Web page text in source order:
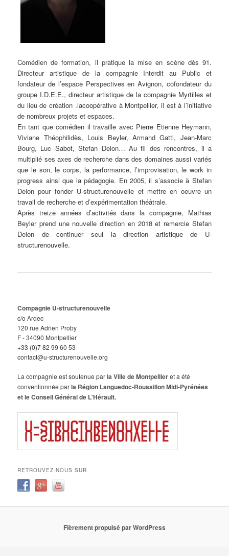
Comédien de formation, il pratique la mise en scène dès 91.
Directeur artistique de la compagnie Interdit au Public et
fondateur de l’espace Perspectives en Avignon, cofondateur du
groupe I.D.E.E., directeur artistique de la compagnie Myrtilles et
du lieu de création .lacoopérative à Montpellier, il est à l’initiative
de nombreux projets et espaces.
En tant que comédien il travaille avec Pierre Etienne Heymann,
Viviane Théophilidès, Louis Beyler, Armand Gatti, Jean-Marc
Bourg, Luc Sabot, Stefan Delon… Au fil des rencontres, il a
multiplié ses axes de recherche dans des domaines aussi variés
que le son, le corps, la performance, l’improvisation, le work in
progress ainsi que la pédagogie. En 2005, il s’associe à Stefan
Delon pour fonder U-structurenouvelle et mettre en oeuvre un
travail de recherche et d’expérimentation théâtrale.
Après treize années d’activités dans la compagnie, Mathias
Beyler prend une nouvelle direction en 2018 et remercie Stefan
Delon de continuer seul la direction artistique de U-
structurenouvelle.
Compagnie U-structurenouvelle
c/o Ardec
120 rue Adrien Proby
F - 34090 Montpellier
+33 (0)7 82 99 60 53
contact@u-structurenouvelle.org
La compagnie est soutenue parla Ville de Montpellieret a été
conventionnée parla Région Languedoc-Roussillon Midi-Pyrénées
et le Conseil Général de L'Hérault.
RETROUVEZ-NOUS SUR
Fièrement propulsé par WordPress